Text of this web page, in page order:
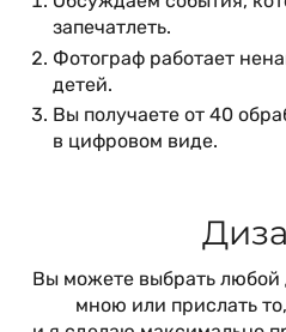
запечатлеть.
Фотограф работает
детей.
Вы получаете от 40
в цифровом виде.
Вы можете выбрать
мною или прислать